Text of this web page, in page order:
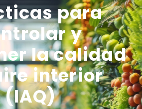
para
y
la calidad
interior
(IAQ)